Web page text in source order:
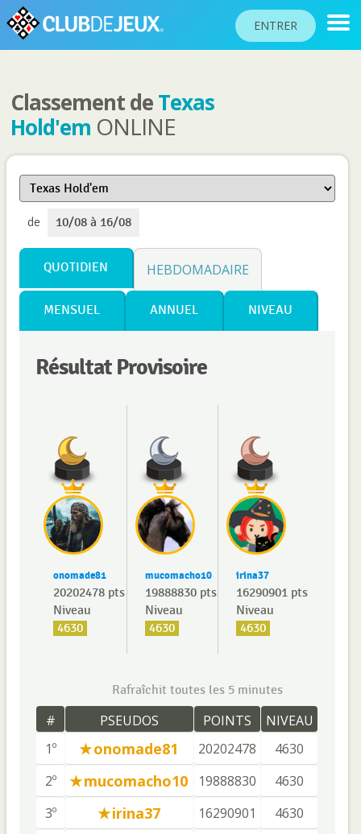
ENTRER
CLASSEMENTS
TOURNOIS
COMMUNAUTÉ
AIDE
PASSEPORT
JOUER
Classement deTexas
Hold'em ONLINE
de 10/08 à 16/08
QUOTIDIEN HEBDOMADAIRE
MENSUEL ANNUEL NIVEAU
Résultat Provisoire
onomade81
20202478 pts
Niveau
4630
mucomacho10
19888830 pts
Niveau
4630
irina37
16290901 pts
Niveau
4630
Rafraîchit toutes les 5 minutes
# PSEUDOS POINTS
NIVEAU
1º
onomade81 20202478
4630
2º
mucomacho10 19888830
4630
3º
irina37 16290901
4630